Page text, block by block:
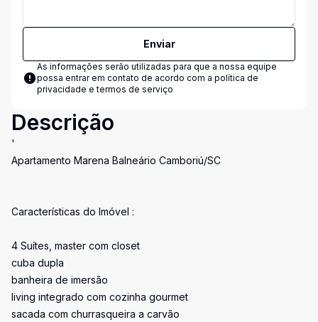
Enviar
As informações serão utilizadas para que a nossa equipe
possa entrar em contato de acordo com a política de
privacidade e termos de serviço
Descrição
'
Apartamento Marena Balneário Camboriú/SC
Características do Imóvel :
4 Suítes, master com closet
cuba dupla
banheira de imersão
living integrado com cozinha gourmet
sacada com churrasqueira a carvão